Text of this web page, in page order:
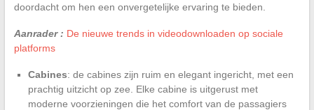
doordacht om hen een onvergetelijke ervaring te bieden.
Aanrader : De nieuwe trends in videodownloaden op sociale
platforms
Cabines: de cabines zijn ruim en elegant ingericht, met een
prachtig uitzicht op zee. Elke cabine is uitgerust met
moderne voorzieningen die het comfort van de passagiers